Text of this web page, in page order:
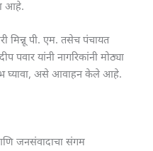
आहे.
मिन्नू पी. एम. तसेच पंचायत
पवार यांनी नागरिकांनी मोठ्या
घ्यावा, असे आवाहन केले आहे.
आणि जनसंवादाचा संगम